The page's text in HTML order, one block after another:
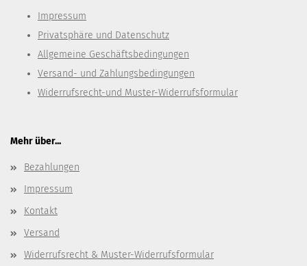
Impressum
Privatsphäre und Datenschutz
Allgemeine Geschäftsbedingungen
Versand- und Zahlungsbedingungen
Widerrufsrecht-und Muster-Widerrufsformular
Mehr über...
Bezahlungen
Impressum
Kontakt
Versand
Widerrufsrecht & Muster-Widerrufsformular